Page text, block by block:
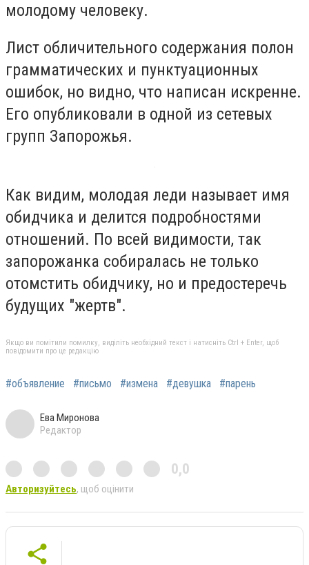
молодому человеку.
Лист обличительного содержания полон
грамматических и пунктуационных
ошибок, но видно, что написан искренне.
Его опубликовали в одной из сетевых
групп Запорожья.
Как видим, молодая леди называет имя
обидчика и делится подробностями
отношений. По всей видимости, так
запорожанка собиралась не только
отомстить обидчику, но и предостеречь
будущих "жертв".
Якщо ви помітили помилку, виділіть необхідний текст і натисніть Ctrl + Enter, щоб
повідомити про це редакцію
#объявление #письмо #измена #девушка #парень
Ева Миронова
Редактор
0,0
Авторизуйтесь, щоб оцінити